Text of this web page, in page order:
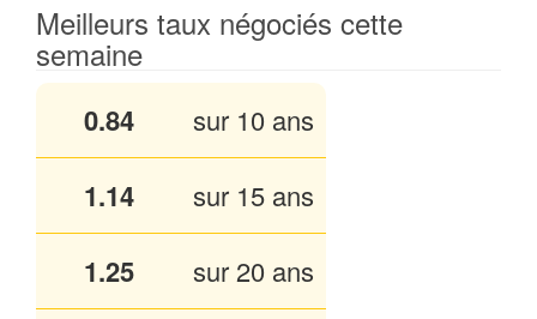
Meilleurs taux négociés cette
semaine
0.84 sur 10 ans
1.13 sur 15 ans
1.25 sur 20 ans